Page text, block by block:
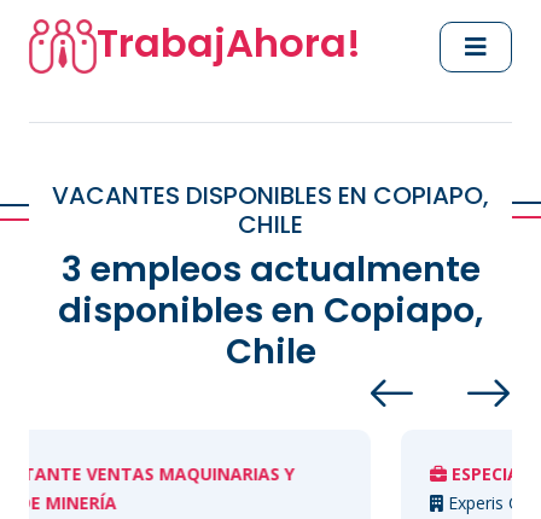
TrabajAhora!
VACANTES DISPONIBLES EN COPIAPO,
CHILE
3 empleos actualmente
disponibles en Copiapo,
Chile
MAQUINARIAS Y
ESPECIALISTA
Experis Chile